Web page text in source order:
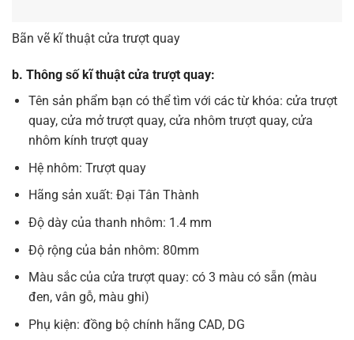
Bãn vẽ kĩ thuật cửa trượt quay
b. Thông số kĩ thuật cửa trượt quay:
Tên sản phẩm bạn có thể tìm với các từ khóa: cửa trượt
quay, cửa mở trượt quay, cửa nhôm trượt quay, cửa
nhôm kính trượt quay
Hệ nhôm: Trượt quay
Hãng sản xuất: Đại Tân Thành
Độ dày của thanh nhôm: 1.4 mm
Độ rộng của bản nhôm: 80mm
Màu sắc của cửa trượt quay: có 3 màu có sẵn (màu
đen, vân gỗ, màu ghi)
Phụ kiện: đồng bộ chính hãng CAD, DG